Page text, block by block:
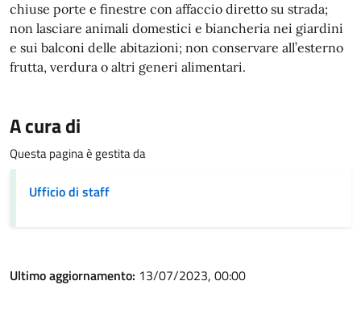
chiuse porte e finestre con affaccio diretto su strada;
non lasciare animali domestici e biancheria nei giardini
e sui balconi delle abitazioni; non conservare all’esterno
frutta, verdura o altri generi alimentari.
A cura di
Questa pagina è gestita da
Ufficio di staff
Ultimo aggiornamento: 13/07/2023, 00:00